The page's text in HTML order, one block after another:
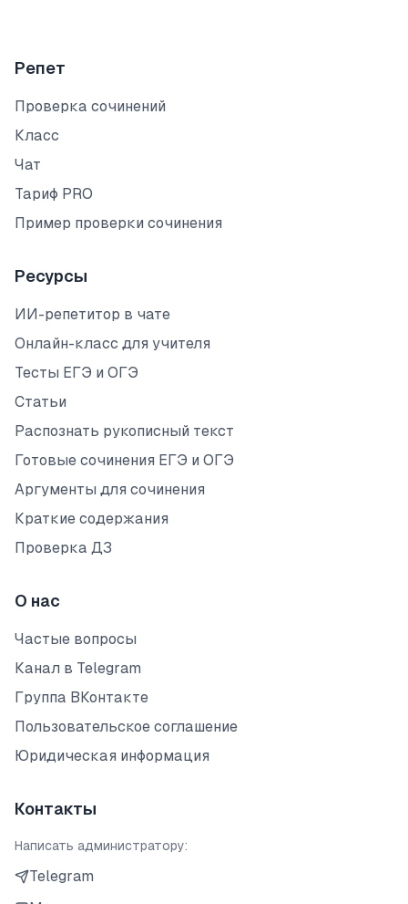
Репет
Проверка сочинений
Класс
Чат
Тариф PRO
Пример проверки сочинения
Ресурсы
ИИ-репетитор в чате
Онлайн-класс для учителя
Тесты ЕГЭ и ОГЭ
Статьи
Распознать рукописный текст
Готовые сочинения ЕГЭ и ОГЭ
Аргументы для сочинения
Краткие содержания
Проверка ДЗ
О нас
Частые вопросы
Канал в Telegram
Группа ВКонтакте
Пользовательское соглашение
Юридическая информация
Контакты
Написать администратору:
Telegram